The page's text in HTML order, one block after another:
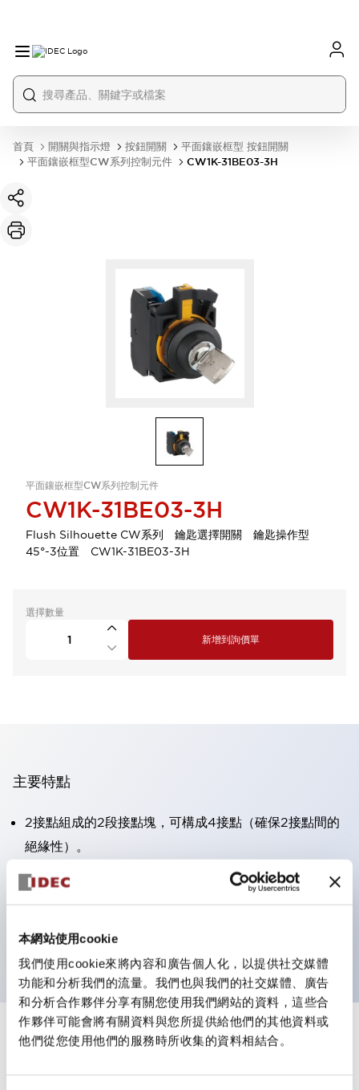
本網站使用cookie
我們使用cookie來將內容和廣告個人化，以提供社交媒體
功能和分析我們的流量。我們也與我們的社交媒體、廣告
和分析合作夥伴分享有關您使用我們網站的資料，這些合
作夥伴可能會將有關資料與您所提供給他們的其他資料或
他們從您使用他們的服務時所收集的資料相結合。
首頁 開關與指示燈 按鈕開關
平面鑲嵌框型 按鈕開關
平面鑲嵌框型CW系列控制元件
CW1K-31BE03-3H
平面鑲嵌框型CW系列控制元件
CW1K-31BE03-3H
Flush Silhouette CW系列 鑰匙選擇開關 鑰匙操作型
45°-3位置 CW1K-31BE03-3H
選擇數量
新增到詢價單
主要特點
2接點組成的2段接點塊，可構成4接點（確保2接點間的
絕緣性）。
面板深度39.9mm（※11段接點塊）、59.9mm（※22段
接點塊）。可實現省空間設計。
防護結構
規格
審美規範